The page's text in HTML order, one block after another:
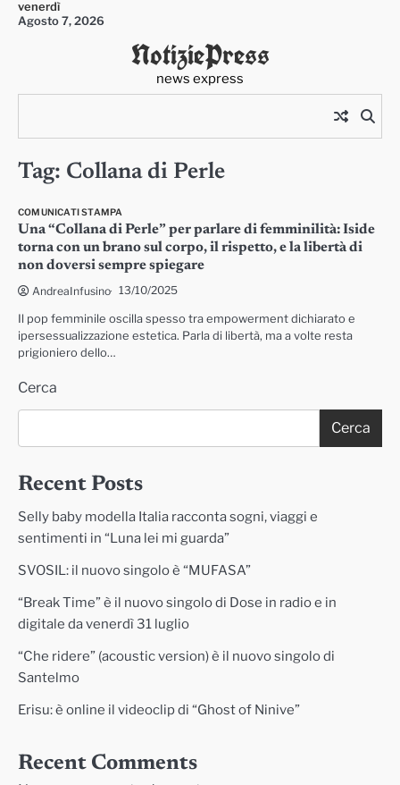
Skipvenerdì
Agosto 7, 2026
NotiziePress
news express
Tag: Collana di Perle
COMUNICATI STAMPA
Una “Collana di Perle” per parlare di femminilità: Iside
torna con un brano sul corpo, il rispetto, e la libertà di
non doversi sempre spiegare
AndreaInfusino 13/10/2025
Il pop femminile oscilla spesso tra empowerment dichiarato e
ipersessualizzazione estetica. Parla di libertà, ma a volte resta
prigioniero dello…
Cerca
Cerca
Recent Posts
Selly baby modella Italia racconta sogni, viaggi e
sentimenti in “Luna lei mi guarda”
SVOSIL: il nuovo singolo è “MUFASA”
“Break Time” è il nuovo singolo di Dose in radio e in
digitale da venerdì 31 luglio
“Che ridere” (acoustic version) è il nuovo singolo di
Santelmo
Erisu: è online il videoclip di “Ghost of Ninive”
Recent Comments